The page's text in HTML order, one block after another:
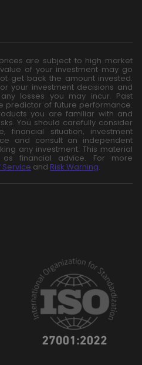
are subject to high market
of your investment may go
get back the amount invested.
your investment decisions and
losses you may incur. Past
predictor of future performance.
you are familiar with and
You should carefully consider
financial situation, investment
and consult an independent
any investment. This material
financial advice. For more
Service and Risk Warning.